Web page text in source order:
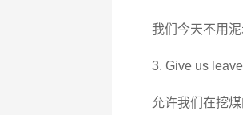
我们今天不用
3. Give us
允许我们在挖